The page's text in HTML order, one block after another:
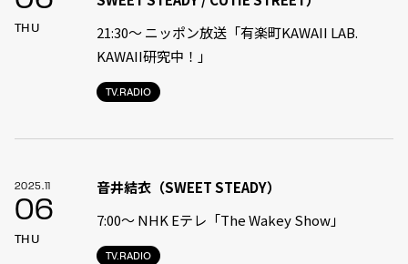
THU
TV.RADIO
21:30〜 ニッポン放送「有楽町KAWAII LAB.
KAWAII研究中！」
2025.11
06
THU
TV.RADIO
音井結衣（SWEET STEADY）
7:00〜 NHK Eテレ「The Wakey Show」